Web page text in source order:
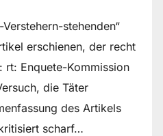
stehenden“
erschienen, der recht
Enquete-Kommission
die Täter
des Artikels
scharf…